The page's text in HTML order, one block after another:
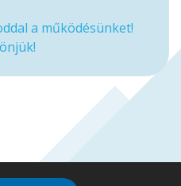
a működésünket!